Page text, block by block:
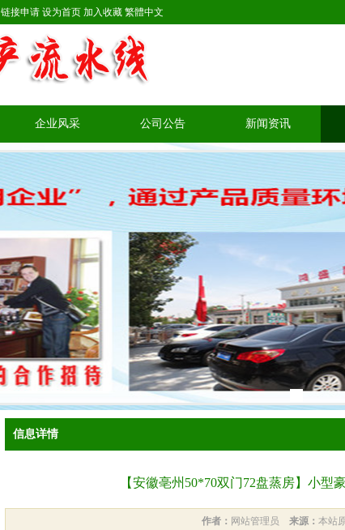
链接申请 设为首页 加入收藏 繁體中文
企业风采 公司公告 新闻资讯
信息详情
【安徽亳州50*70双门72盘蒸房】小
作者： 网站管理员 来源： 本站